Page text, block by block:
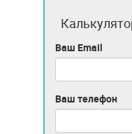
Ваш Email
Ваш телефон